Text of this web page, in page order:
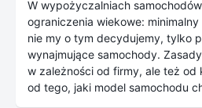
W wypożyczalniach
ograniczenia wiekowe:
nie my o tym decydujemy, tylko
wynajmujące samochody.
w zależności od firmy, ale też od
od tego, jaki model samochodu